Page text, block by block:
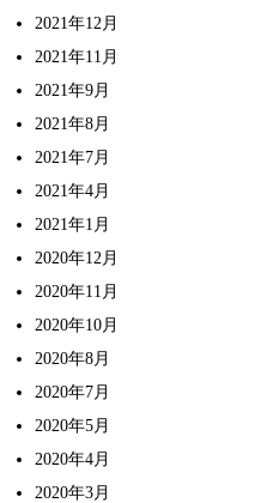
2021年12月
2021年11月
2021年9月
2021年8月
2021年7月
2021年4月
2021年1月
2020年12月
2020年11月
2020年10月
2020年8月
2020年7月
2020年5月
2020年4月
2020年3月